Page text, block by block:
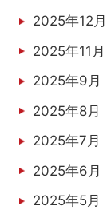
2025年12月
2025年11月
2025年9月
2025年8月
2025年7月
2025年6月
2025年5月